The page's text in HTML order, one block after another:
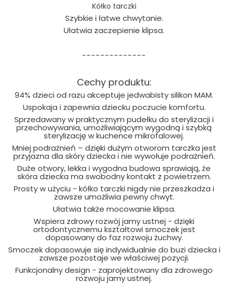
Kółko tarczki
Szybkie i łatwe chwytanie.
Ułatwia zaczepienie klipsa.
--------------
Cechy produktu:
94% dzieci od razu akceptuje jedwabisty silikon MAM.
Uspokaja i zapewnia dziecku poczucie komfortu.
Sprzedawany w praktycznym pudełku do sterylizacji i
przechowywania, umożliwiającym wygodną i szybką
sterylizację w kuchence mikrofalowej.
Mniej podrażnień – dzięki dużym otworom tarczka jest
przyjazna dla skóry dziecka i nie wywołuje podrażnień.
Duże otwory, lekka i wygodna budowa sprawiają, że
skóra dziecka ma swobodny kontakt z powietrzem.
Prosty w użyciu - kółko tarczki nigdy nie przeszkadza i
zawsze umożliwia pewny chwyt.
Ułatwia także mocowanie klipsa.
Wspiera zdrowy rozwój jamy ustnej - dzięki
ortodontycznemu kształtowi smoczek jest
dopasowany do faz rozwoju żuchwy.
Smoczek dopasowuje się indywidualnie do buzi dziecka i
zawsze pozostaje we właściwej pozycji.
Funkcjonalny design - zaprojektowany dla zdrowego
rozwoju jamy ustnej.